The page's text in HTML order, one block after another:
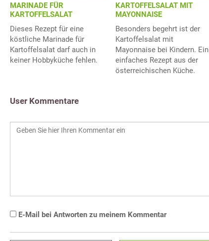
MARINADE FÜR
KARTOFFELSALAT
Dieses Rezept für eine
köstliche Marinade für
Kartoffelsalat darf auch in
keiner Hobbyküche fehlen.
KARTOFFELSALAT MIT
MAYONNAISE
Besonders begehrt ist der
Kartoffelsalat mit
Mayonnaise bei Kindern. Ein
einfaches Rezept aus der
österreichischen Küche.
User Kommentare
E-Mail bei Antworten zu meinem Kommentar